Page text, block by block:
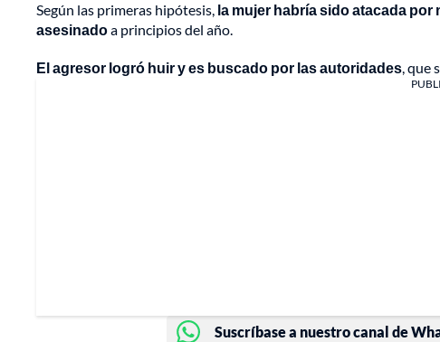
Según las primeras hipótesis, la mujer habría sido atacada
asesinadoa principios del año.
El agresor logró huir y es buscado por las autoridades, que
Suscríbase a nuestro canal de